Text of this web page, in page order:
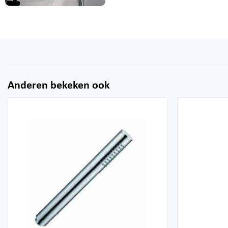
Anderen bekeken ook